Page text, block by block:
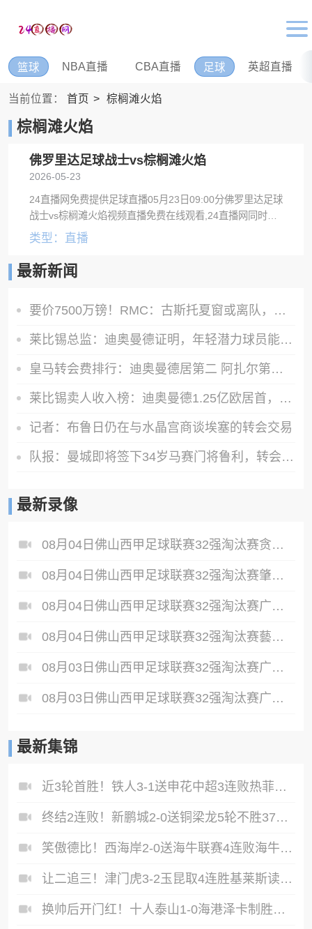
篮球 NBA直播 CBA直播 足球 英超直播
当前位置： 首页 棕榈滩火焰
棕榈滩火焰
佛罗里达足球战士vs棕榈滩火焰
2026-05-23
24直播网免费提供足球直播05月23日09:00分佛罗里达足球
战士vs棕榈滩火焰视频直播免费在线观看,24直播网同时提
供佛罗里达足球战士vs棕榈滩火焰录像回放及视频集锦等。
类型：直播
最新新闻
要价7500万镑！RMC：古斯托夏窗或离队，曼城不愿满足切尔西要价
莱比锡总监：迪奥曼德证明，年轻潜力球员能在我们这得到巨大提升
皇马转会费排行：迪奥曼德居第二 阿扎尔第三 C罗第五 齐达内第七
莱比锡卖人收入榜：迪奥曼德1.25亿欧居首，舍什科索博奥尔莫在列
记者：布鲁日仍在与水晶宫商谈埃塞的转会交易
队报：曼城即将签下34岁马赛门将鲁利，转会费350万欧元
最新录像
08月04日佛山西甲足球联赛32强淘汰赛贪玩游戏VS美的薪火全场录像
08月04日佛山西甲足球联赛32强淘汰赛肇庆恒骏成VS三七互娱全场录像
08月04日佛山西甲足球联赛32强淘汰赛广东西南建设VS香港圣徒全场录像
08月04日佛山西甲足球联赛32强淘汰赛藝品高國際VS湛江狂狼·粵辉能源全场录像
08月03日佛山西甲足球联赛32强淘汰赛广东客家青年VS广州英华思力U17全场录像
08月03日佛山西甲足球联赛32强淘汰赛广州蜀地红VS广州戴拿模全场录像
最新集锦
近3轮首胜！铁人3-1送申花中超3连败热菲尼奥双响邦本宜裕传射
终结2连败！新鹏城2-0送铜梁龙5轮不胜37岁姜至鹏破门韦斯利建功
笑傲德比！西海岸2-0送海牛联赛4连败海牛仍垫底西海岸升至第二
让二追三！津门虎3-2玉昆取4连胜基莱斯读秒绝杀萨尔瓦多破门
换帅后开门红！十人泰山1-0海港泽卡制胜于金永扑点海港三球被吹